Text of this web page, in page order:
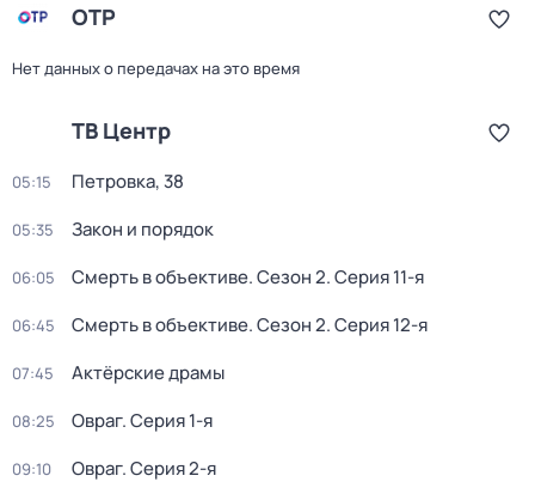
ОТР
Нет данных о передачах на это время
ТВ Центр
05:15 Петровка, 38
05:35 Закон и порядок
06:05 Смерть в объективе. Сезон 2. Серия 11-я
06:45 Смерть в объективе. Сезон 2. Серия 12-я
07:45 Актёрские драмы
08:25 Овраг. Серия 1-я
09:10 Овраг. Серия 2-я